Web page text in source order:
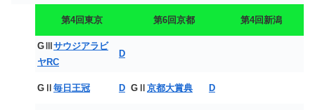
第4回東京 第6回京都 第4回新潟
GⅢサウジアラビ
ヤRC
D
GⅡ 毎日王冠 D GⅡ 京都大賞典 D